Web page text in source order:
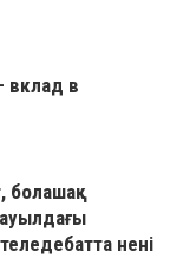
вклад в
болашақ
нені